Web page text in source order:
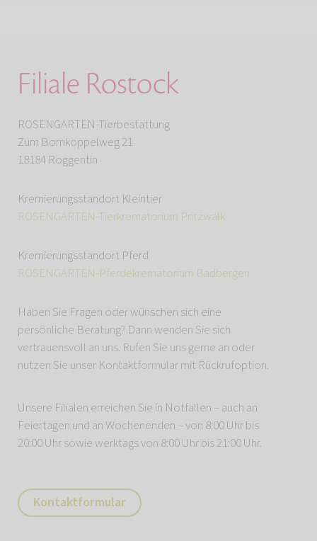
Filiale Rostock
ROSENGARTEN-Tierbestattung
Zum Bornkoppelweg 21
18184 Roggentin
Kremierungsstandort Kleintier
ROSENGARTEN-Tierkrematorium Pritzwalk
Kremierungsstandort Pferd
ROSENGARTEN-Pferdekrematorium Badbergen
Haben Sie Fragen oder wünschen sich eine
persönliche Beratung? Dann wenden Sie sich
vertrauensvoll an uns. Rufen Sie uns gerne an oder
nutzen Sie unser Kontaktformular mit Rückrufoption.
Unsere Filialen erreichen Sie in Notfällen – auch an
Feiertagen und an Wochenenden – von 8:00 Uhr bis
20:00 Uhr sowie werktags von 8:00 Uhr bis 21:00 Uhr.
Kontaktformular